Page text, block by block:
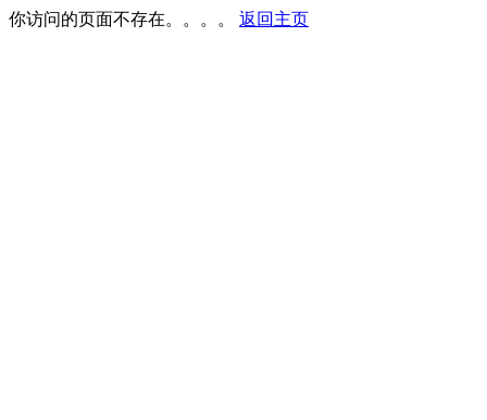
你访问的页面不存在。。。。 返回主页